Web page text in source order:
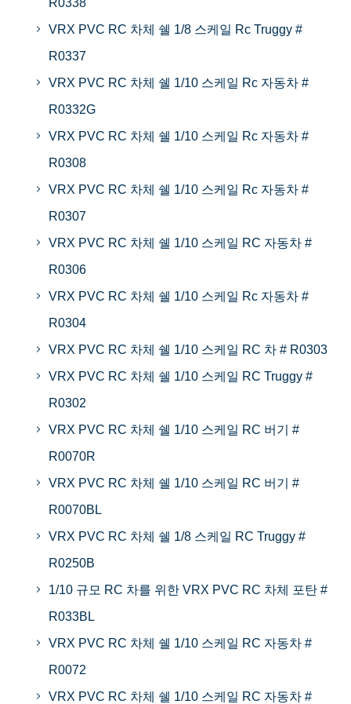
R0338
VRX PVC RC 차체 쉘 1/8 스케일 Rc Truggy #
R0337
VRX PVC RC 차체 쉘 1/10 스케일 Rc 자동차 #
R0332G
VRX PVC RC 차체 쉘 1/10 스케일 Rc 자동차 #
R0308
VRX PVC RC 차체 쉘 1/10 스케일 Rc 자동차 #
R0307
VRX PVC RC 차체 쉘 1/10 스케일 RC 자동차 #
R0306
VRX PVC RC 차체 쉘 1/10 스케일 Rc 자동차 #
R0304
VRX PVC RC 차체 쉘 1/10 스케일 RC 차 # R0303
VRX PVC RC 차체 쉘 1/10 스케일 RC Truggy #
R0302
VRX PVC RC 차체 쉘 1/10 스케일 RC 버기 #
R0070R
VRX PVC RC 차체 쉘 1/10 스케일 RC 버기 #
R0070BL
VRX PVC RC 차체 쉘 1/8 스케일 RC Truggy #
R0250B
1/10 규모 RC 차를 위한 VRX PVC RC 차체 포탄 #
R033BL
VRX PVC RC 차체 쉘 1/10 스케일 RC 자동차 #
R0072
VRX PVC RC 차체 쉘 1/10 스케일 RC 자동차 #